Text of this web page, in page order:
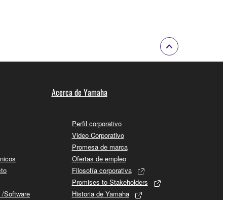
Software
Acerca de Yamaha
Perfil corporativo
Video Corporativo
Promesa de marca
Ofertas de empleo
Filosofía corporativa
Promises to Stakeholders
Historia de Yamaha